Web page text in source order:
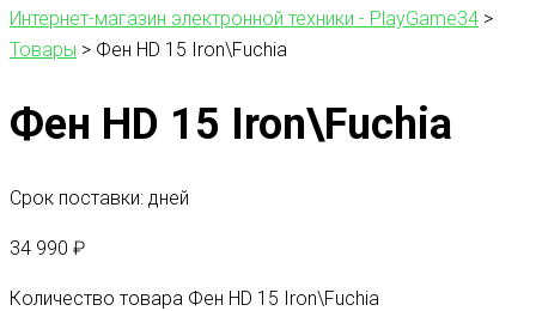
Интернет-магазин электронной техники - PlayGame34 >
Товары > Фен HD 15 Iron\Fuchia
Фен HD 15 Iron\Fuchia
Срок поставки: дней
34 990 ₽
Количество товара Фен HD 15 Iron\Fuchia